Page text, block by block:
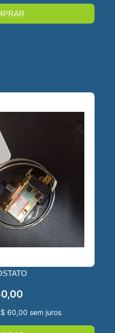
60,00 sem juros